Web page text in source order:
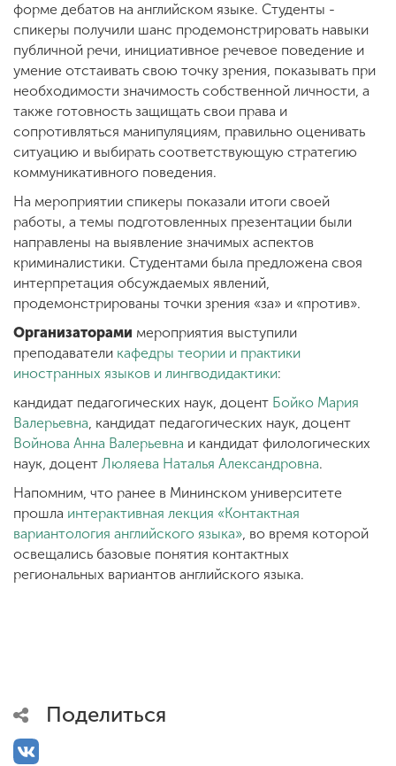
форме дебатов на английском языке. Студенты -
спикеры получили шанс продемонстрировать навыки
публичной речи, инициативное речевое поведение и
умение отстаивать свою точку зрения, показывать при
необходимости значимость собственной личности, а
также готовность защищать свои права и
сопротивляться манипуляциям, правильно оценивать
ситуацию и выбирать соответствующую стратегию
коммуникативного поведения.
На мероприятии спикеры показали итоги своей
работы, а темы подготовленных презентации были
направлены на выявление значимых аспектов
криминалистики. Студентами была предложена своя
интерпретация обсуждаемых явлений,
продемонстрированы точки зрения «за» и «против».
Организаторами мероприятия выступили
преподаватели кафедры теории и практики
иностранных языков и лингводидактики:
кандидат педагогических наук, доцент Бойко Мария
Валерьевна, кандидат педагогических наук, доцент
Войнова Анна Валерьевна и кандидат филологических
наук, доцент Люляева Наталья Александровна.
Напомним, что ранее в Мининском университете
прошла интерактивная лекция «Контактная
вариантология английского языка», во время которой
освещались базовые понятия контактных
региональных вариантов английского языка.
Поделиться